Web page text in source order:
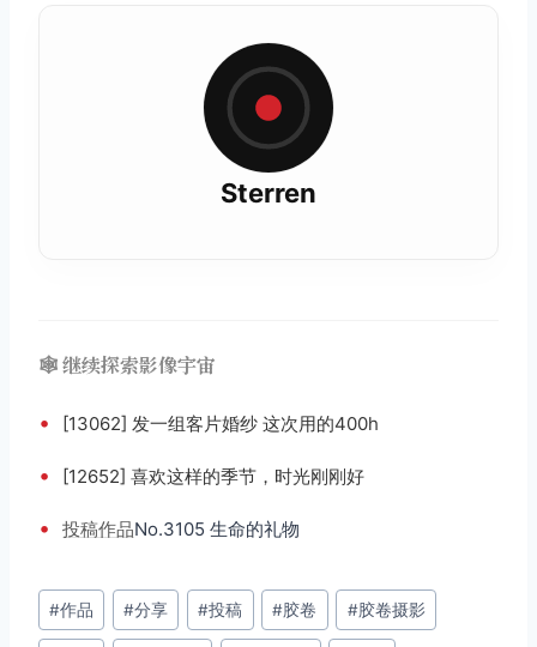
Sterren
🕸️ 继续探索影像宇宙
• [13062] 发一组客片婚纱 这次用的400h
• [12652] 喜欢这样的季节，时光刚刚好
• 投稿作品No.3105 生命的礼物
文
章
#作品 #分享 #投稿 #胶卷 #胶卷摄影